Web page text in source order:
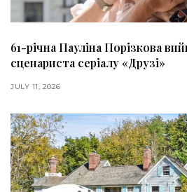
61-річна Пауліна Порізкова
сценариста серіалу «Друзі»
JULY 11, 2026